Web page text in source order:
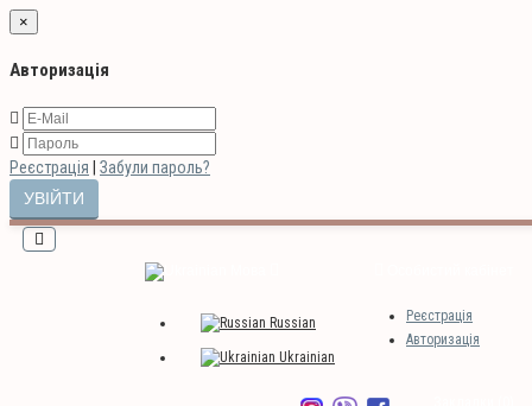
×
Авторизація
Реєстрація Забули пароль?
Реєстрація
Авторизація
Russian
Ukrainian